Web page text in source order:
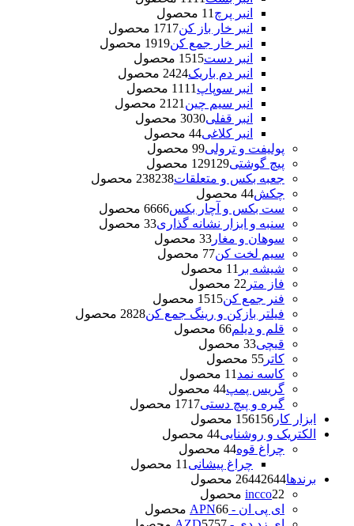
انبر پرچ
1 1 محصول
انبر خار باز کن
1717 محصول
انبر خار جمع کن
1919 محصول
انبر دست
1515 محصول
انبر دم باریک
2424 محصول
انبر سوپاپ
11 11 محصول
انبر سیم چین
21 21 محصول
انبر قفلی
3030 محصول
انبر کلاغی 44 محصول
پولیفت و ترولی 99 محصول
پیچ گوشتی
129129 محصول
جعبه بکس و متعلقات
238238 محصول
چکش 44 محصول
ست بکس و آچار بکس
6666 محصول
سنبه و ابزار نشانه گذاری 33 محصول
سوهان و مغار
33 محصول
سیم لخت کن 77 محصول
شیشه بر
1 1 محصول
فاز متر
22 محصول
فنر جمع کن
1515 محصول
فیلتر بازکن و رینگ جمع کن
2828 محصول
قلم و دیلم 66 محصول
قیچی 33 محصول
کاتر
55 محصول
کاسه نمد
1 1 محصول
گریس پمپ 44 محصول
گیره و پیچ دستی
1717 محصول
ابزار کار
156156 محصول
الکتریک و روشنایی 44 محصول
چراغ قوه 44 محصول
چراغ پیشانی
1 1 محصول
برندها
26442644 محصول
incco22 محصول
ای پی ان - APN
66 محصول